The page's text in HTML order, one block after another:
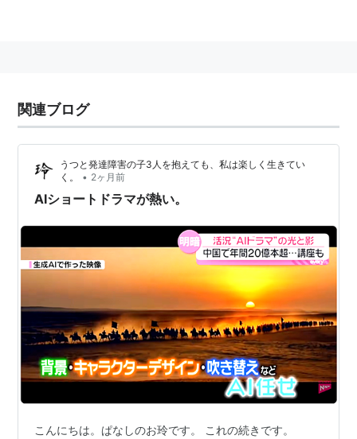
関連ブログ
うつと発達障害の子3人を抱えても、私は楽しく生きてい
く。
• 2ヶ月前
AIショートドラマが熱い。
こんにちは。ぱなしのお玲です。 これの続きです。